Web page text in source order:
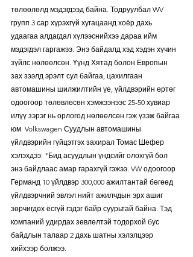
төлөөлөлд мэдэгдээд байна. Тодруулбал WV
групп 3 сар хүрэхгүй хугацаанд хоёр дахь
удаагаа алдагдал хүлээснийхээ дараа ийм
мэдэгдэл гаргажээ. Энэ байдалд хэд хэдэн хүчин
зүйлс нөлөөлсөн. Үүнд Хятад болон Европын
зах зээлд эрэлт сул байгаа, цахилгаан
автомашины шилжилтийн үе, үйлдвэрийн өртөг
одоогоор төлөвлөсөн хэмжээнээс 25-50 хувиар
илүү зэрэг нь орлогод нөлөөлсөн гэж үзэж байгаа
юм. Volkswagen Суудлын автомашины
үйлдвэрийн гүйцэтгэх захирал Томас Шефер
хэлэхдээ: "Бид асуудлын үндсийг олохгүй бол
энэ байдлаас амар гарахгүй гэжээ. VW одоогоор
Германд 10 үйлдвэр 300,000 ажилтантай бөгөөд
үйлдвэрчний эвлэл нийт ажилчдын эрх ашиг
зөрчигдөх ёсгүй гэдэг байр суурьтай байна. Тэд
компаний удирдах зөвлөлтэй тодорхой бус
байдлын талаар 2 дахь шатны хэлэлцээр
хийхээр болжээ.